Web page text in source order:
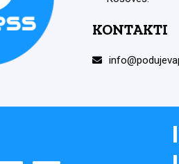
KONTAKTI